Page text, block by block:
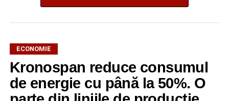
ECONOMIE
Kronospan reduce consumul
de energie cu până la 50%. O